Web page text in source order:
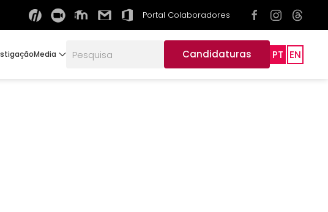
Portal Colaboradores
Media Candidaturas PT EN